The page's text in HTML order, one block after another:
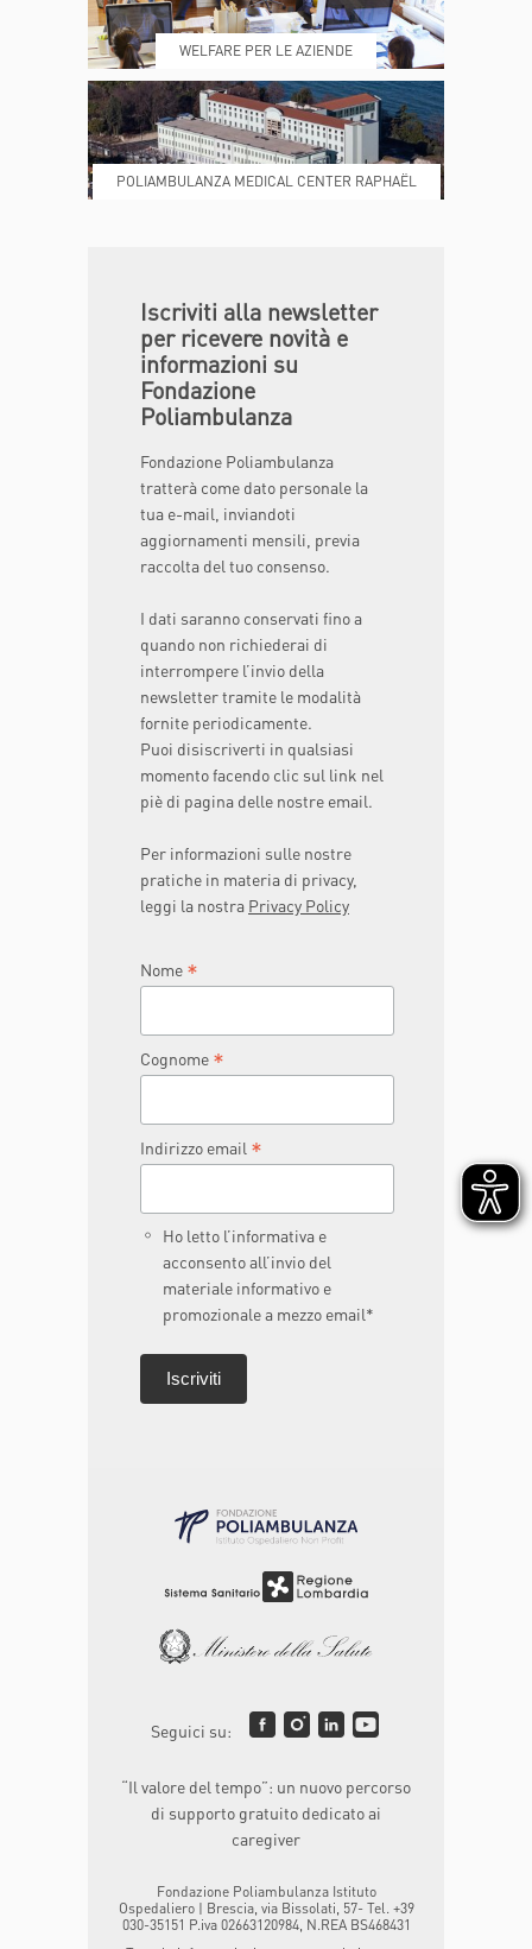
REFERTI REPARTI
DONA ORA MAGAZINE
WELFARE PER LE AZIENDE
POLIAMBULANZA MEDICAL CENTER RAPHAËL
Iscriviti alla newsletter
per ricevere novità e
informazioni su
Fondazione
Poliambulanza
Fondazione Poliambulanza
tratterà come dato personale la
tua e-mail, inviandoti
aggiornamenti mensili, previa
raccolta del tuo consenso.
I dati saranno conservati fino a
quando non richiederai di
interrompere l’invio della
newsletter tramite le modalità
fornite periodicamente.
Puoi disiscriverti in qualsiasi
momento facendo clic sul link nel
piè di pagina delle nostre email.
Per informazioni sulle nostre
pratiche in materia di privacy,
leggi la nostra Privacy Policy
Nome *
Cognome *
Indirizzo email *
Ho letto l’informativa e
acconsento all’invio del
materiale informativo e
promozionale a mezzo email*
Seguici su:
“Il valore del tempo”: un nuovo percorso
di supporto gratuito dedicato ai
caregiver
Fondazione Poliambulanza Istituto
Ospedaliero | Brescia, via Bissolati, 57- Tel. +39
030-35151 P.iva 02663120984, N.REA BS468431